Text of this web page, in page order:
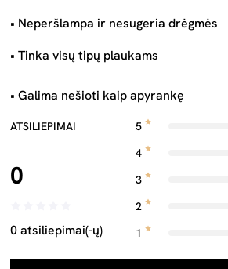
• Neperšlampa ir nesugeria drėgmės
• Tinka visų tipų plaukams
• Galima nešioti kaip apyrankę
ATSILIEPIMAI
0
0 atsiliepimai(-ų)
5
4
3
2
1